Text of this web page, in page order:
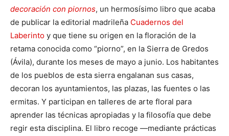
decoración con piornos, un hermosísimo libro que acaba
de publicar la editorial madrileña Cuadernos del
Laberinto y que tiene su origen en la floración de la
retama conocida como “piorno”, en la Sierra de Gredos
(Ávila), durante los meses de mayo a junio. Los habitantes
de los pueblos de esta sierra engalanan sus casas,
decoran los ayuntamientos, las plazas, las fuentes o las
ermitas. Y participan en talleres de arte floral para
aprender las técnicas apropiadas y la filosofía que debe
regir esta disciplina. El libro recoge —mediante prácticas